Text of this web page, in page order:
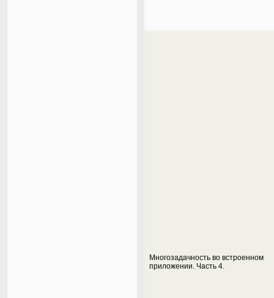
Многозадачность во встроенном
приложении. Часть 4.